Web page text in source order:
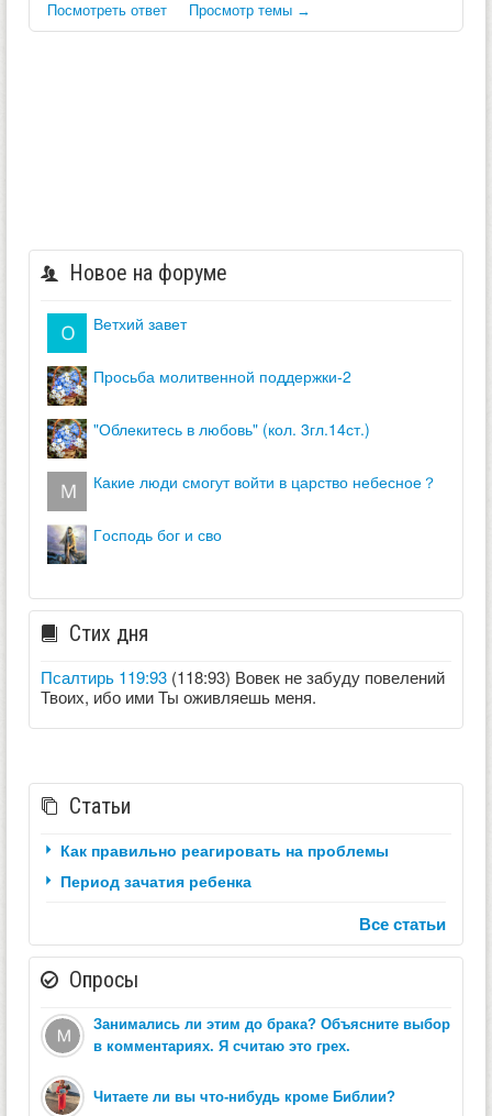
Посмотреть ответ
Просмотр темы →
Новое на форуме
ветхий завет
просьба молитвенной поддержки-2
"облекитесь в любовь" (кол. 3гл.14ст.)
какие люди смогут войти в царство небесное？
господь бог и сво
Стих дня
Псалтирь 119:93 (118:93) Вовек не забуду повелений
Твоих, ибо ими Ты оживляешь меня.
Статьи
Как правильно реагировать на проблемы
Период зачатия ребенка
Все статьи
Опросы
Занимались ли этим до брака? Объясните выбор
в комментариях. Я считаю это грех.
Читаете ли вы что-нибудь кроме Библии?